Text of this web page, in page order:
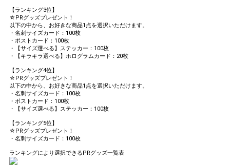
【ランキング3位】
☆PRグッズプレゼント！
以下の中から、お好きな商品1点を選択いただけます。
・名刺サイズカード：100枚
・ポストカード：100枚
・【サイズ選べる】ステッカー：100枚
・【キラキラ選べる】ホログラムカード：20枚
【ランキング4位】
☆PRグッズプレゼント！
以下の中から、お好きな商品1点を選択いただけます。
・名刺サイズカード：100枚
・ポストカード：100枚
・【サイズ選べる】ステッカー：100枚
【ランキング5位】
☆PRグッズプレゼント！
・名刺サイズカード：100枚
ランキングにより選択できるPRグッズ一覧表